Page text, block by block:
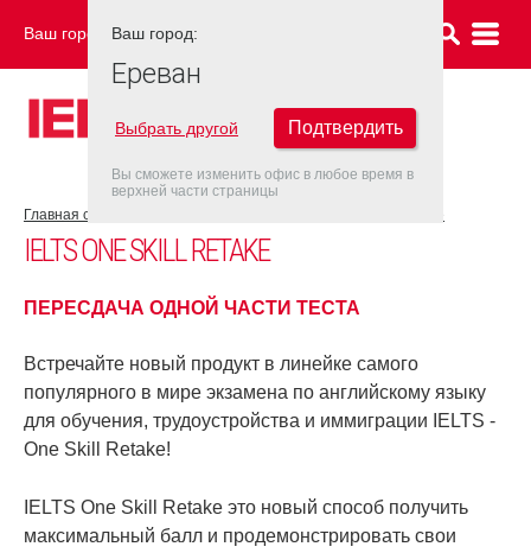
Ваш город: ЕРЕВАН
Главная страница
IELTS ONE SKILL RETAKE
ПЕРЕСДАЧА ОДНОЙ ЧАСТИ ТЕСТА
Встречайте новый продукт в линейке самого
популярного в мире экзамена по английскому языку
для обучения, трудоустройства и иммиграции IELTS -
One Skill Retake!
IELTS One Skill Retake это новый способ получить
максимальный балл и продемонстрировать свои
Ваш город:
Ереван
Выбрать другой Подтвердить
Вы сможете изменить офис в любое время в
верхней части страницы